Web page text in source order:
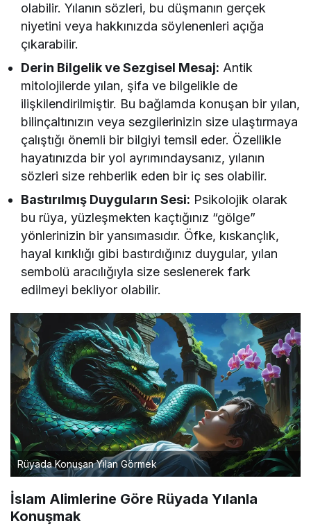
olabilir. Yılanın sözleri, bu düşmanın gerçek
niyetini veya hakkınızda söylenenleri açığa
çıkarabilir.
Derin Bilgelik ve Sezgisel Mesaj: Antik
mitolojilerde yılan, şifa ve bilgelikle de
ilişkilendirilmiştir. Bu bağlamda konuşan bir yılan,
bilinçaltınızın veya sezgilerinizin size ulaştırmaya
çalıştığı önemli bir bilgiyi temsil eder. Özellikle
hayatınızda bir yol ayrımındaysanız, yılanın
sözleri size rehberlik eden bir iç ses olabilir.
Bastırılmış Duyguların Sesi: Psikolojik olarak
bu rüya, yüzleşmekten kaçtığınız “gölge”
yönlerinizin bir yansımasıdır. Öfke, kıskançlık,
hayal kırıklığı gibi bastırdığınız duygular, yılan
sembolü aracılığıyla size seslenerek fark
edilmeyi bekliyor olabilir.
Rüyada Konuşan Yılan Görmek
İslam Alimlerine Göre Rüyada Yılanla
Konuşmak